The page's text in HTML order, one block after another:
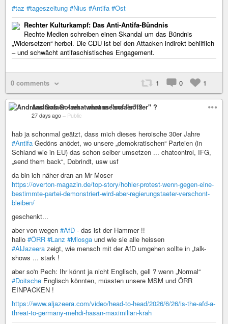
#taz #tageszeitung #Nius #Antifa #Ost
Rechter Kulturkampf: Das Anti-Antifa-Bündnis
Rechte Medien schreiben einen Skandal um das Bündnis
„Widersetzen“ herbei. Die CDU ist bei den Attacken indirekt behilflich
– und schwächt antifaschistisches Engagement.
0 comments 1 0 1
Andreas Sofaer - what means "sofaer" ?
27 days ago – Public
hab ja schonmal geätzt, dass mich dieses heroische 30er Jahre
#Antifa Gedöns anödet, wo unsere „demokratischen“ Parteien (in
Schland wie in EU) das schon selber umsetzen ... chatcontrol, IFG,
„send them back“, Dobrindt, usw usf
da bin ich näher dran an Mr Moser
https://overton-magazin.de/top-story/hohler-protest-wenn-gegen-eine-
bestimmte-partei-demonstriert-wird-aber-regierungstaeter-verschont-
bleiben/
geschenkt...
aber von wegen #AfD - das ist der Hammer !!
hallo #ÖRR #Lanz #Miosga und wie sie alle heissen
#AlJazeera zeigt, wie mensch mit der AfD umgehen sollte in „talk-
shows ... stark !
aber so'n Pech: Ihr könnt ja nicht Englisch, gell ? wenn „Normal“
#Doitsche Englisch könnten, müssten unsere MSM und ÖRR
EINPACKEN !
https://www.aljazeera.com/video/head-to-head/2026/6/26/is-the-afd-a-
threat-to-germany-mehdi-hasan-maximilian-krah